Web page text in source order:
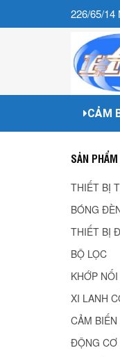
226/65/14
CẢM
SẢN PHẨM
THIẾT BỊ
BÓNG
THIẾT BỊ
BỘ LỌC
KHỚP
XI LANH
CẢM
ĐỘNG CƠ